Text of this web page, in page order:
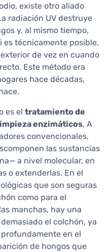
existe otro aliado
radiación UV destruye
y, al mismo tiempo,
es técnicamente posible,
de vez en cuando
Este método era
hace décadas,
es el tratamiento de
enzimáticos. A
convencionales,
las sustancias
a nivel molecular, en
o extenderlas. En el
que son seguras
como para el
manchas, hay una
el colchón, ya
en el
de hongos que